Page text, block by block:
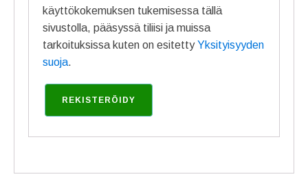
käyttökokemuksen tukemisessa tällä
sivustolla, pääsyssä tiliisi ja muissa
tarkoituksissa kuten on esitettyYksityisyyden
suoja.
REKISTERÖIDY